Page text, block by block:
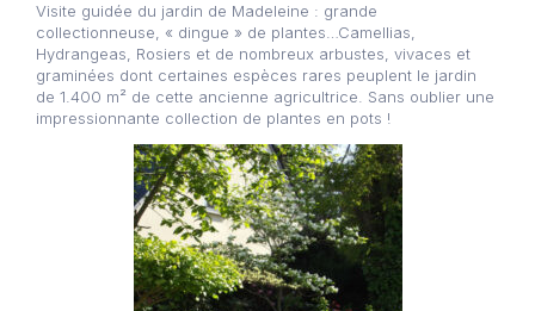
Visite guidée du jardin de Madeleine : grande
collectionneuse, « dingue » de plantes…Camellias,
Hydrangeas, Rosiers et de nombreux arbustes, vivaces et
graminées dont certaines espèces rares peuplent le jardin
de 1.400 m² de cette ancienne agricultrice. Sans oublier une
impressionnante collection de plantes en pots !